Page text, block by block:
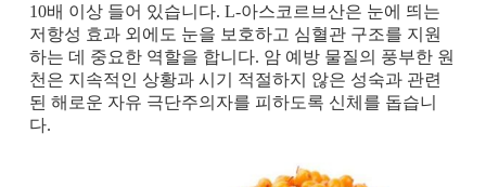
10배 이상 들어 있습니다. L-아스코르브산은 눈에 띄는
저항성 효과 외에도 눈을 보호하고 심혈관 구조를 지원
하는 데 중요한 역할을 합니다. 암 예방 물질의 풍부한 원
천은 지속적인 상황과 시기 적절하지 않은 성숙과 관련
된 해로운 자유 극단주의자를 피하도록 신체를 돕습니
다.